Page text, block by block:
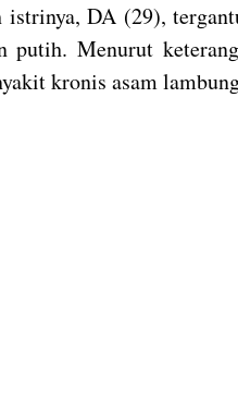
DA (29),
Menurut
kronis asam